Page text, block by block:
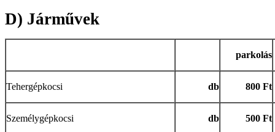
D) Járművek
parkolás
Tehergépkocsi db 800 Ft
Személygépkocsi db 500 Ft